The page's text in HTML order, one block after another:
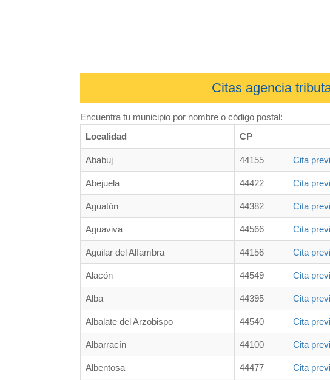
Citas agencia
Encuentra tu municipio por nombre o código postal:
Localidad
CP
Ababuj 44155 Cita
Abejuela 44422 Cita
Aguatón 44382 Cita
Aguaviva 44566 Cita
Aguilar del Alfambra 44156 Cita
Alacón 44549 Cita
Alba 44395 Cita
Albalate del Arzobispo 44540 Cita
Albarracín 44100 Cita
Albentosa 44477 Cita